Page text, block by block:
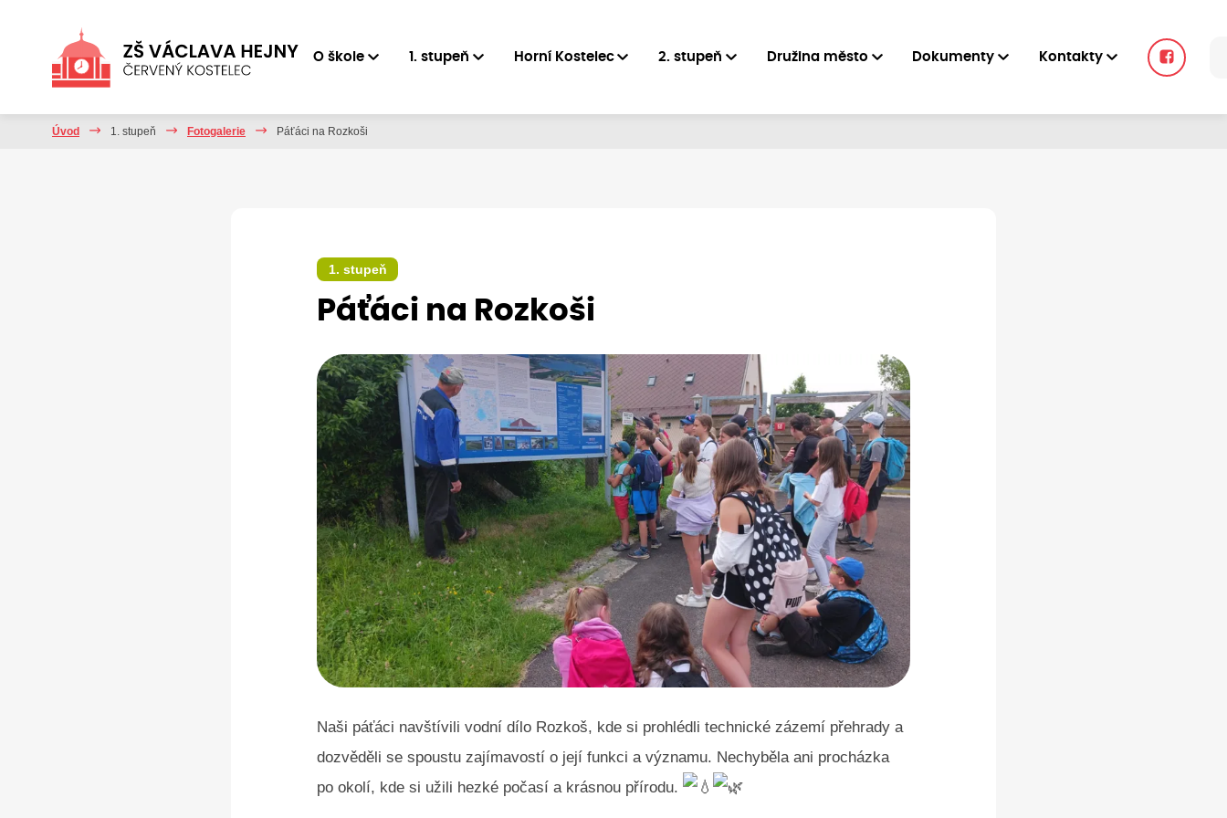
O škole 1. stupeň Horní Kostelec 2. stupeň Družina město Dokumenty Kontakty
Úvod 1. stupeň Fotogalerie Páťáci na Rozkoši
1. stupeň
Páťáci na Rozkoši
Naši páťáci navštívili vodní dílo Rozkoš, kde si prohlédli technické zázemí přehrady a
dozvěděli se spoustu zajímavostí o její funkci a významu. Nechyběla ani procházka
po okolí, kde si užili hezké počasí a krásnou přírodu.